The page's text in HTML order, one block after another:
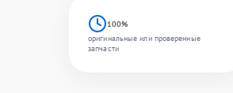
100%
оригинальные или проверенные
запчасти